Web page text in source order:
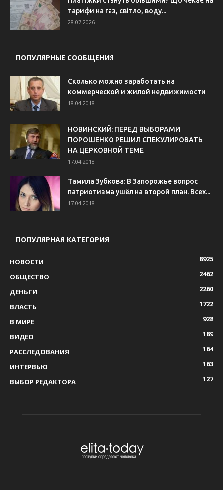
тарифи на газ, світло, воду...
28.07.2026
ПОПУЛЯРНЫЕ СООБЩЕНИЯ
Сколько можно заработать на
коммерческой и жилой недвижимости
18.04.2018
НОВИНСКИЙ: ПЕРЕД ВЫБОРАМИ
ПОРОШЕНКО РЕШИЛ СПЕКУЛИРОВАТЬ
НА ЦЕРКОВНОЙ ТЕМЕ
17.04.2018
Тамила Зубкова: В Запорожье вопрос
патриотизма ушёл на второй план. Всех...
17.04.2018
ПОПУЛЯРНАЯ КАТЕГОРИЯ
НОВОСТИ
8925
ОБЩЕСТВО
2462
ДЕНЬГИ
2260
ВЛАСТЬ
1722
В МИРЕ
928
ВИДЕО
189
РАССЛЕДОВАНИЯ
164
ИНТЕРВЬЮ
163
ВЫБОР РЕДАКТОРА
127